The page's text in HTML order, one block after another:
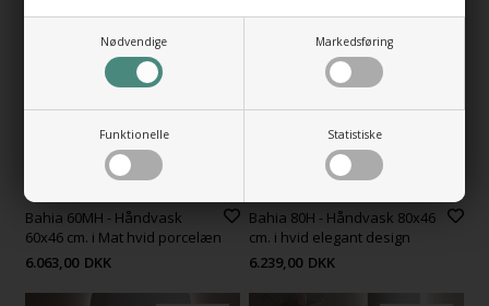
Nødvendige Markedsføring
Funktionelle Statistiske
Bahia 60MH - Håndvask
60x46 cm. i Mat hvid porcelæn
6.063,00 DKK
Bahia 80H - Håndvask 80x46
cm. i hvid elegant design
6.239,00 DKK